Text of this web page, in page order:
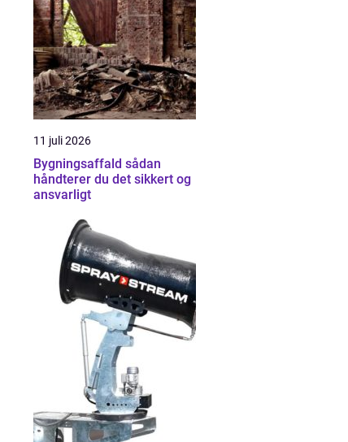
11 juli 2026
Bygningsaffald sådan
håndterer du det sikkert og
ansvarligt